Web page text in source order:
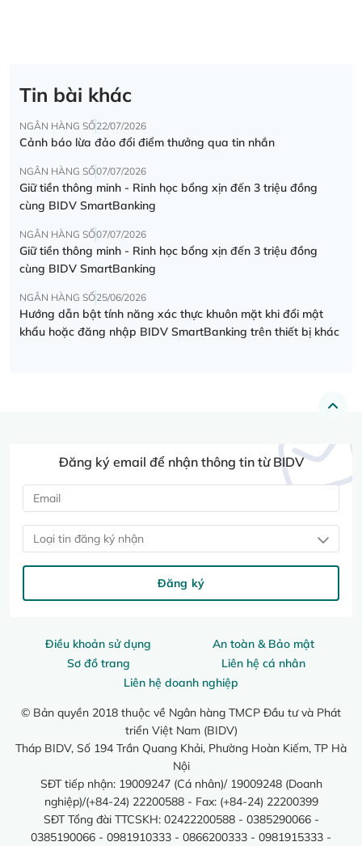
Tin bài khác
NGÂN HÀNG SỐ22/07/2026
Cảnh báo lừa đảo đổi điểm thưởng qua tin nhắn
NGÂN HÀNG SỐ07/07/2026
Giữ tiền thông minh - Rinh học bổng xịn đến 3 triệu đồng
cùng BIDV SmartBanking
NGÂN HÀNG SỐ07/07/2026
Giữ tiền thông minh - Rinh học bổng xịn đến 3 triệu đồng
cùng BIDV SmartBanking
NGÂN HÀNG SỐ25/06/2026
Hướng dẫn bật tính năng xác thực khuôn mặt khi đổi mật
khẩu hoặc đăng nhập BIDV SmartBanking trên thiết bị khác
Điều khoản sử dụng
An toàn & Bảo mật
Sơ đồ trang
Liên hệ cá nhân
Liên hệ doanh nghiệp
© Bản quyền 2018 thuộc về Ngân hàng TMCP Đầu tư và Phát
triển Việt Nam (BIDV)
Tháp BIDV, Số 194 Trần Quang Khải, Phường Hoàn Kiếm, TP Hà
Nội
SĐT tiếp nhận: 19009247 (Cá nhân)/ 19009248 (Doanh
nghiệp)/(+84-24) 22200588 - Fax: (+84-24) 22200399
SĐT Tổng đài TTCSKH: 02422200588 - 0385290066 -
0385190066 - 0981910333 - 0866200333 - 0981915333 -
Đăng ký email để nhận thông tin từ BIDV
Loại tin đăng ký nhận
Đăng ký